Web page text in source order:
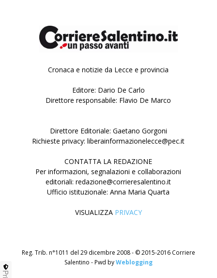
Cronaca e notizie da Lecce e provincia
Editore: Dario De Carlo
Direttore responsabile: Flavio De Marco
Direttore Editoriale: Gaetano Gorgoni
Richieste privacy: liberainformazionelecce@pec.it
CONTATTA LA REDAZIONE
Per informazioni, segnalazioni e collaborazioni
editoriali: redazione@corrieresalentino.it
Ufficio istituzionale: Anna Maria Quarta
VISUALIZZA PRIVACY
Reg. Trib. n°1011 del 29 dicembre 2008 - © 2015-2016 Corriere
Salentino - Pwd byWeblogging